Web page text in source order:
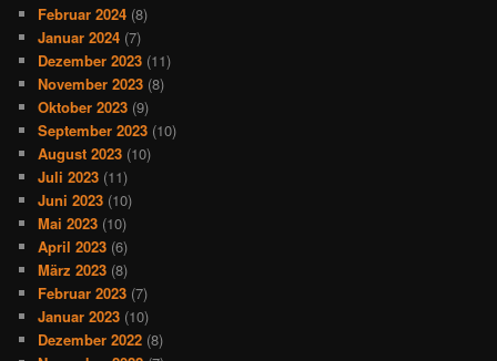
Februar 2024 (8)
Januar 2024 (7)
Dezember 2023 (11)
November 2023 (8)
Oktober 2023 (9)
September 2023 (10)
August 2023 (10)
Juli 2023 (11)
Juni 2023 (10)
Mai 2023 (10)
April 2023 (6)
März 2023 (8)
Februar 2023 (7)
Januar 2023 (10)
Dezember 2022 (8)